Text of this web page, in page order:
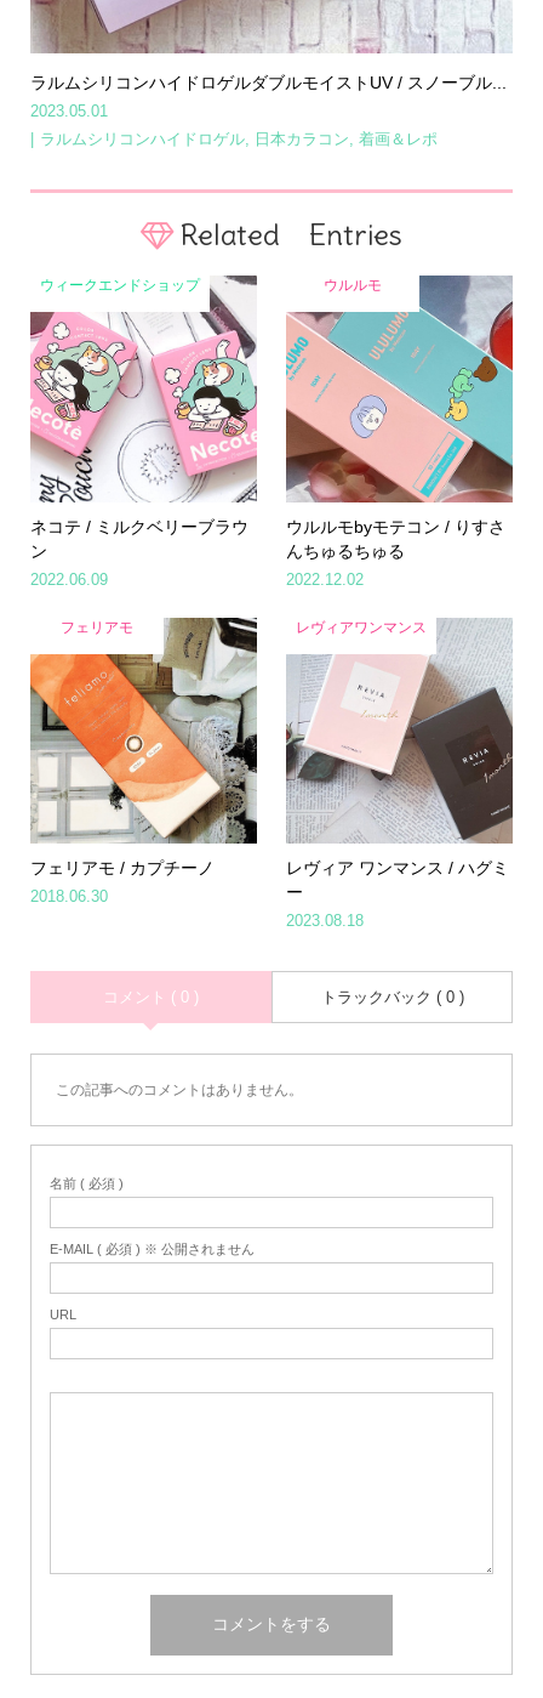
ラルムシリコンハイドロゲルダブルモイストUV / スノーブル...
2023.05.01
ラルムシリコンハイドロゲル, 日本カラコン 着画＆レポ
Related Entries
ウィークエンドショップ
ネコテ / ミルクベリーブラウ
ン
2022.06.09
ウルルモ
ウルルモbyモテコン / りすさ
んちゅるちゅる
2022.12.02
フェリアモ
フェリアモ / カプチーノ
2018.06.30
レヴィアワンマンス
レヴィア ワンマンス / ハグミ
ー
2023.08.18
コメント ( 0 ) トラックバック ( 0 )
この記事へのコメントはありません。
名前 ( 必須 )
E-MAIL ( 必須 ) ※ 公開されません
URL
Home Share Search Contact